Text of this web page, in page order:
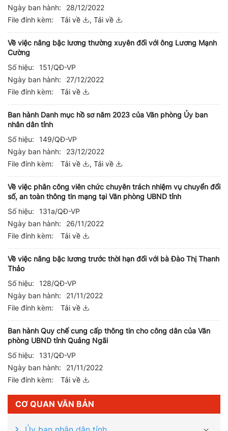
CƠ QUAN VĂN BẢN
Ngày ban hành:
28/12/2022
File đính kèm:
Tải về , Tải về
Về việc nâng bậc lương thường xuyên đối với ông Lương Mạnh
Cường
Số hiệu:
151/QĐ-VP
Ngày ban hành:
27/12/2022
File đính kèm:
Tải về
Ban hành Danh mục hồ sơ năm 2023 của Văn phòng Ủy ban
nhân dân tỉnh
Số hiệu:
149/QĐ-VP
Ngày ban hành:
23/12/2022
File đính kèm:
Tải về , Tải về
Về việc phân công viên chức chuyên trách nhiệm vụ chuyển đổi
số, an toàn thông tin mạng tại Văn phòng UBND tỉnh
Số hiệu:
131a/QĐ-VP
Ngày ban hành:
26/11/2022
File đính kèm:
Tải về
Về việc nâng bậc lương trước thời hạn đối với bà Đào Thị Thanh
Thảo
Số hiệu:
128/QĐ-VP
Ngày ban hành:
21/11/2022
File đính kèm:
Tải về
Ban hành Quy chế cung cấp thông tin cho công dân của Văn
phòng UBND tỉnh Quảng Ngãi
Số hiệu:
131/QĐ-VP
Ngày ban hành:
21/11/2022
File đính kèm:
Tải về